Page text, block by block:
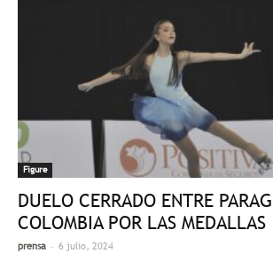
Figure
DUELO CERRADO ENTRE
COLOMBIA POR LAS MEDALLAS
prensa - 6 julio, 2024